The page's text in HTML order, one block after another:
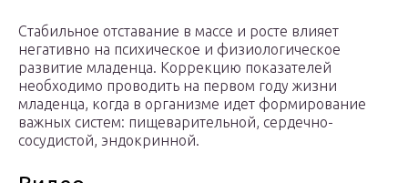
Стабильное отставание в массе и росте влияет
негативно на психическое и физиологическое
развитие младенца. Коррекцию показателей
необходимо проводить на первом году жизни
младенца, когда в организме идет формирование
важных систем: пищеварительной, сердечно-
сосудистой, эндокринной.